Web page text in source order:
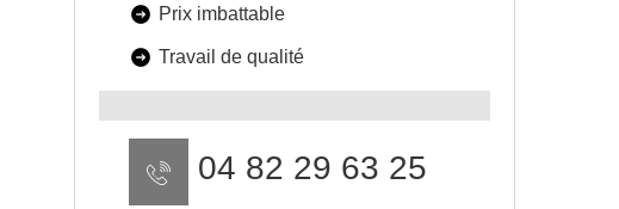
Prix imbattable
Travail de qualité
04 82 29 63 25